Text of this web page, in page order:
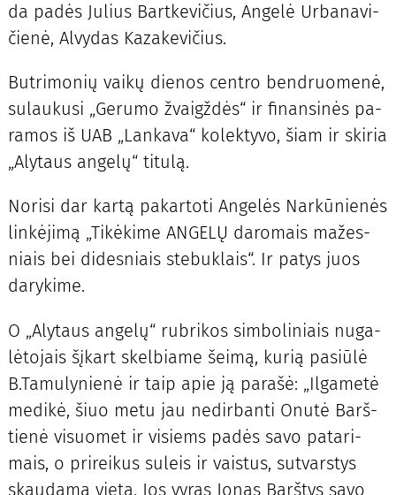
da pa­dės Ju­lius Bart­ke­vi­čius, An­ge­lė Ur­ba­na­vi­
čie­nė, Al­vy­das Ka­za­ke­vi­čius.
But­ri­mo­nių vai­kų die­nos cen­tro ben­druo­me­nė,
su­lau­ku­si „Ge­ru­mo žvaigž­dės“ ir fi­nan­si­nės pa­
ra­mos iš UAB „Lan­ka­va“ ko­lek­ty­vo, šiam ir ski­ria
„Aly­taus an­ge­lų“ ti­tu­lą.
No­ri­si dar kar­tą pa­kar­to­ti An­ge­lės Nar­kū­nie­nės
lin­kė­ji­mą „Ti­kė­ki­me AN­GE­LŲ da­ro­mais ma­žes­
niais bei di­des­niais ste­buk­lais“. Ir pa­tys juos
da­ry­ki­me.
O „Aly­taus an­ge­lų“ rub­ri­kos sim­bo­li­niais nu­ga­
lė­to­jais šį­kart skel­bia­me šei­mą, ku­rią pa­siū­lė
B.Ta­mu­ly­nie­nė ir taip apie ją pa­ra­šė: „Il­ga­me­tė
me­di­kė, šiuo me­tu jau ne­dir­ban­ti Onu­tė Barš­
tie­nė vi­suo­met ir vi­siems pa­dės sa­vo pa­ta­ri­
mais, o pri­rei­kus su­leis ir vais­tus, su­tvars­tys
skau­da­mą vie­tą. Jos vy­ras Jo­nas Barš­tys sa­vo